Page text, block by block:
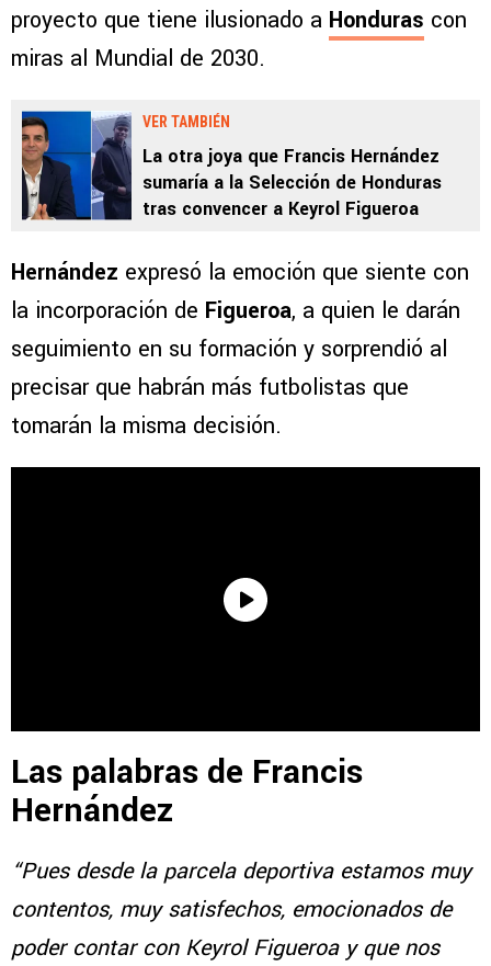
proyecto que tiene ilusionado a Honduras con
miras al Mundial de 2030.
VER TAMBIÉN
La otra joya que Francis Hernández
sumaría a la Selección de Honduras
tras convencer a Keyrol Figueroa
Hernández expresó la emoción que siente con
la incorporación de Figueroa, a quien le darán
seguimiento en su formación y sorprendió al
precisar que habrán más futbolistas que
tomarán la misma decisión.
Las palabras de Francis
Hernández
“Pues desde la parcela deportiva estamos muy
contentos, muy satisfechos, emocionados de
poder contar con Keyrol Figueroa y que nos